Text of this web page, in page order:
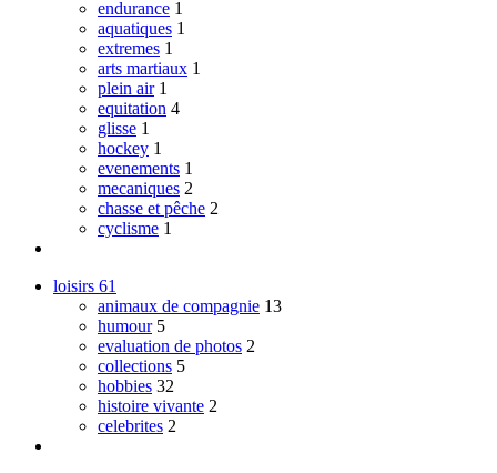
endurance 1
aquatiques 1
extremes 1
arts martiaux 1
plein air 1
equitation 4
glisse 1
hockey 1
evenements 1
mecaniques 2
chasse et pêche 2
cyclisme 1
loisirs 61
animaux de compagnie 13
humour 5
evaluation de photos 2
collections 5
hobbies 32
histoire vivante 2
celebrites 2